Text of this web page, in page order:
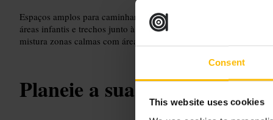
Consent
This website uses cookies
Espaços amplos para caminhar, correr ou esticar uma manta para
áreas infantis e trechos junto à água onde costuma haver
mistura zonas calmas com áreas mais movimentadas perto das
Planeie a sua visita